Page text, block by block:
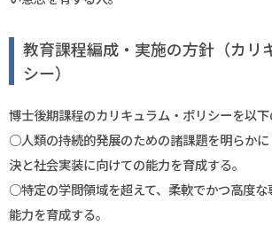
教育課程編成・実施の方針（カリ
シー）
博士後期課程のカリキュラム・ポリシーを以下
○人類の持続的発展のための諸課題を明らか
決と社会実装に向けての能力を育成する。
○特定の学問領域を超えて、柔軟でかつ高度な
能力を育成する。